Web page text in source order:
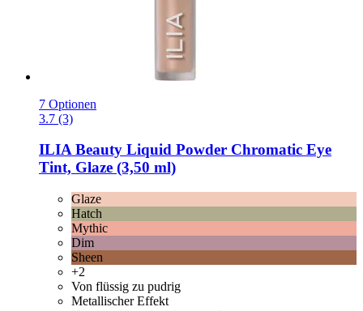
7 Optionen
3.7 (3)
ILIA Beauty Liquid Powder Chromatic Eye
Tint, Glaze (3,50 ml)
Glaze
Hatch
Mythic
Dim
Sheen
+2
Von flüssig zu pudrig
Metallischer Effekt